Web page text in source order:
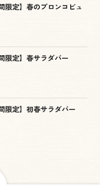
限定】春のブロンコビュ
限定】春サラダバー
限定】初春サラダバー